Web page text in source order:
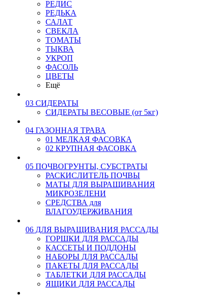
РЕДИС
РЕДЬКА
САЛАТ
СВЕКЛА
ТОМАТЫ
ТЫКВА
УКРОП
ФАСОЛЬ
ЦВЕТЫ
Ещё
03 СИДЕРАТЫ
СИДЕРАТЫ ВЕСОВЫЕ (от 5кг)
04 ГАЗОННАЯ ТРАВА
01 МЕЛКАЯ ФАСОВКА
02 КРУПНАЯ ФАСОВКА
05 ПОЧВОГРУНТЫ, СУБСТРАТЫ
РАСКИСЛИТЕЛЬ ПОЧВЫ
МАТЫ ДЛЯ ВЫРАЩИВАНИЯ
МИКРОЗЕЛЕНИ
СРЕДСТВА для
ВЛАГОУДЕРЖИВАНИЯ
06 ДЛЯ ВЫРАЩИВАНИЯ РАССАДЫ
ГОРШКИ ДЛЯ РАССАДЫ
КАССЕТЫ И ПОДДОНЫ
НАБОРЫ ДЛЯ РАССАДЫ
ПАКЕТЫ ДЛЯ РАССАДЫ
ТАБЛЕТКИ ДЛЯ РАССАДЫ
ЯЩИКИ ДЛЯ РАССАДЫ